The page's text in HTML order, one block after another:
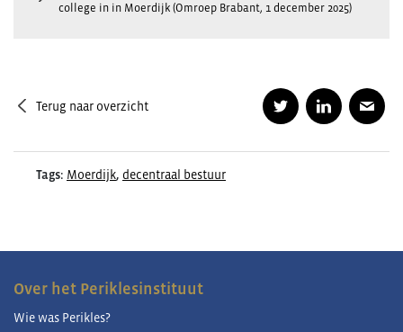
college in in Moerdijk (Omroep Brabant, 1 december 2025)
Terug naar overzicht
Tags: Moerdijk, decentraal bestuur
Over het Periklesinstituut
Wie was Perikles?